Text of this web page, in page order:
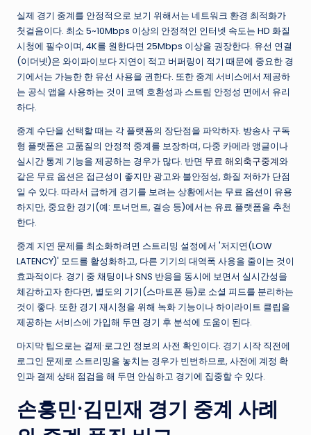
실제 경기 중계를 안정적으로 보기 위해서는 네트워크 환경 최적화가
첫걸음이다. 최소 5~10Mbps 이상의 안정적인 인터넷 속도는 HD 화질
시청에 필수이며, 4K를 원한다면 25Mbps 이상을 권장한다. 유선 연결
(이더넷)은 와이파이보다 지연이 적고 버퍼링이 적기 때문에 중요한 경
기에서는 가능한 한 유선 사용을 권한다. 또한 중계 서비스에서 제공하
는 공식 앱을 사용하는 것이 코덱 호환성과 스트림 안정성 면에서 유리
하다.
중계 수단을 선택할 때는 각 플랫폼의 장단점을 파악하자. 방송사 구독
형 플랫폼은 고품질의 안정적 중계를 보장하며, 다중 카메라 앵글이나
실시간 통계 기능을 제공하는 경우가 많다. 반면 무료 해외축구중계와
같은 무료 옵션은 접근성이 좋지만 광고와 불안정성, 화질 저하가 단점
일 수 있다. 따라서 급하게 경기를 보려는 상황에서는 무료 옵션이 유용
하지만, 중요한 경기(예: 토너먼트, 결승 등)에서는 유료 플랫폼을 추천
한다.
중계 지연 문제를 최소화하려면 스트리밍 설정에서 '저지연(LOW
LATENCY)' 모드를 활성화하고, 다른 기기의 대역폭 사용을 줄이는 것이
효과적이다. 경기 중 채팅이나 SNS 반응을 동시에 보면서 실시간성을
체감하고자 한다면, 별도의 기기(스마트폰 등)로 소셜 피드를 분리하는
것이 좋다. 또한 경기 재시청을 위해 녹화 기능이나 하이라이트 클립을
제공하는 서비스에 가입해 두면 경기 후 분석에 도움이 된다.
마지막 팁으로는 결제·로그인 정보의 사전 확인이다. 경기 시작 직전에
로그인 문제로 스트리밍을 놓치는 경우가 빈번하므로, 사전에 계정 확
인과 결제 상태 점검을 해 두면 안심하고 경기에 집중할 수 있다.
손흥민·김민재 경기 중계 사례